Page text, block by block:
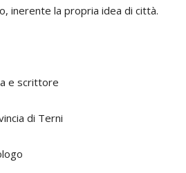
inerente la propria idea di città.
e scrittore
di Terni